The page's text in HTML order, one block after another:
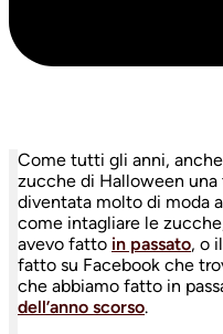
Come tutti gli anni,
zucche di Halloween una
diventata molto di moda
come intagliare le
avevo fatto in passato, o
fatto su Facebook che
che abbiamo fatto in
dell’anno scorso.